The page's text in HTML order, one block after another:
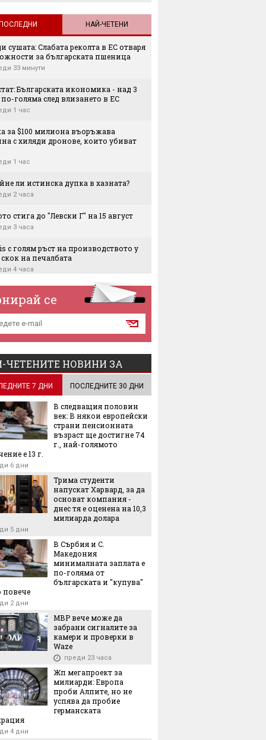
06.02.2026
НАЙ-ЧЕТЕНИ
сушата: Слабата реколта в ЕС отваря
за българската пшеница
33 минути
Българската икономика - над 3
голяма след влизането в ЕС
1 час
за $100 милиона въоръжава
с хиляди дронове, които убиват
1 час
ли истинска дупка в хазната?
2 часа
стига до "Левски Г" на 15 август
3 часа
с голям ръст на производството у
на печалбата
4 часа
Банк България, ЕБВР и
съюз стартират Академия за
на бизнес
4 часа
с над 180 милиона евро загуба за
4 часа
европейски център за
и космически технологии
София
5 часа
– място, където се чувстваш на
6 часа
се
ЧЕТЕНИТЕ НОВИНИ ЗА
7 ДНИ ПОСЛЕДНИТЕ 30 ДНИ
В следващия половин
век: В някои европейски
страни пенсионната
възраст ще достигне 74
г., най-голямото
е 13 г.
6 дни
Трима студенти
напускат Харвард, за да
основат компания -
днес тя е оценена на 10,3
милиарда долара
5 дни
В Сърбия и С.
Македония
минималната заплата е
по-голяма от
българската и "купува"
повече
2 дни
МВР вече може да
забрани сигналите за
камери и проверки в
Waze
преди 23 часа
Жп мегапроект за
милиарди: Европа
проби Алпите, но не
успява да пробие
германската
4 дни